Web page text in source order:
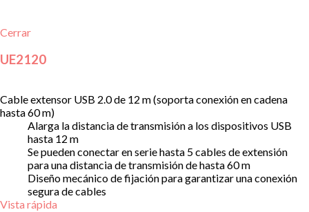
Cerrar
UE2120
Cable extensor USB 2.0 de 12 m (soporta conexión en cadena
hasta 60 m)
Alarga la distancia de transmisión a los dispositivos USB
hasta 12 m
Se pueden conectar en serie hasta 5 cables de extensión
para una distancia de transmisión de hasta 60 m
Diseño mecánico de fijación para garantizar una conexión
segura de cables
Vista rápida